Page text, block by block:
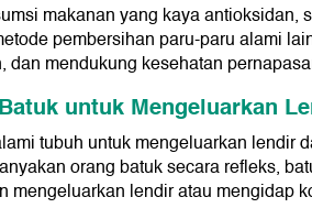
makanan yang kaya antioksidan,
pembersihan paru-paru alami
dan mendukung kesehatan
untuk Mengeluarkan
tubuh untuk mengeluarkan lendir
orang batuk secara refleks,
mengeluarkan lendir atau mengidap